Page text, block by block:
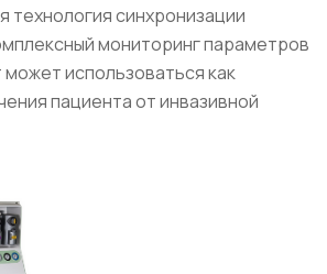
технология синхронизации
мониторинг параметров
использоваться как
пациента от инвазивной